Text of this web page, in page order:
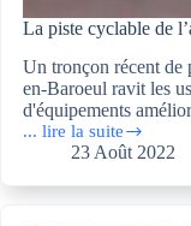
La piste cyclable de
Un tronçon récent de
en-Baroeul ravit les
d'équipements
... lire la suite
La
23 Août 2022